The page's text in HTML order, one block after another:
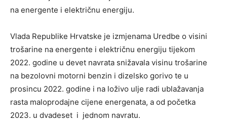
na energente i električnu energiju.
Vlada Republike Hrvatske je izmjenama Uredbe o visini
trošarine na energente i električnu energiju tijekom
2022. godine u devet navrata snižavala visinu trošarine
na bezolovni motorni benzin i dizelsko gorivo te u
prosincu 2022. godine i na loživo ulje radi ublažavanja
rasta maloprodajne cijene energenata, a od početka
2023. u dvadeset i jednom navratu.